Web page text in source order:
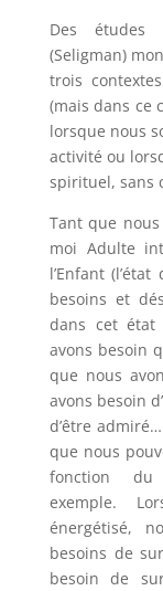
Des études
(Seligman)
trois
(mais dans ce
lorsque nous
activité ou
spirituel, sans
Tant que
moi Adulte
l’Enfant
besoins et
dans cet état
avons besoin
que nous
avons besoin
d’être
que nous
fonction
exemple.
énergétisé,
besoins de
besoin de